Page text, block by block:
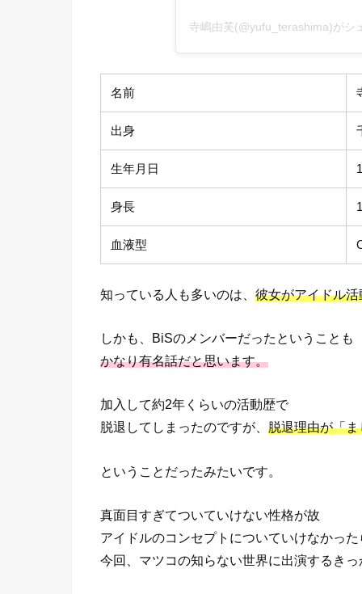
寺嶋由芙(@yufu_terashima)がシ
名前
出身
生年月日
身長
血液型
知っている人も多いのは、 彼女がアイドル
しかも、BiSのメンバーだったということも
かなり有名話だと思います。
加入して約2年くらいの活動歴で
脱退してしまったのですが、 脱退理由が「
ということだったみたいです。
真面目すぎてついていけない性格が故
アイドルのコンセプトについていけなかっ
今回、マツコの知らない世界に出演するき